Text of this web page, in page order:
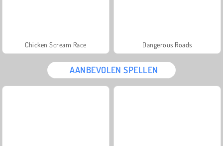
Chicken Scream Race Dangerous Roads
AANBEVOLEN SPELLEN